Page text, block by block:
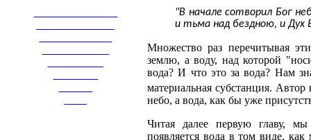
"В начале сотворил Бог
и тьма над бездною, и Дух
Множество раз перечитывая
землю, а воду, над которой
вода? И что это за вода? Нам
материальная субстанция.
небо, а вода, как бы уже
Читая далее первую главу,
появляется вода в том виде,